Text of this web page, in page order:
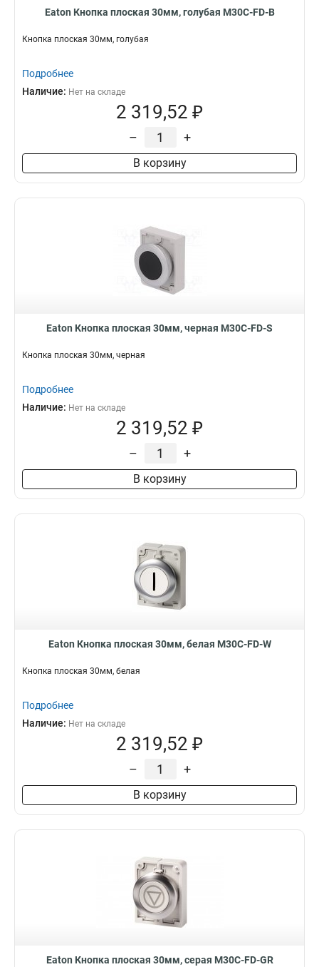
Eaton Кнопка плоская 30мм, голубая M30C-FD-B
Кнопка плоская 30мм, голубая
Подробнее
Наличие: Нет на складе
2 319,52 ₽
– +
В корзину
Eaton Кнопка плоская 30мм, черная M30C-FD-S
Кнопка плоская 30мм, черная
Подробнее
Наличие: Нет на складе
2 319,52 ₽
– +
В корзину
Eaton Кнопка плоская 30мм, белая M30C-FD-W
Кнопка плоская 30мм, белая
Подробнее
Наличие: Нет на складе
2 319,52 ₽
– +
В корзину
Eaton Кнопка плоская 30мм, серая M30C-FD-GR